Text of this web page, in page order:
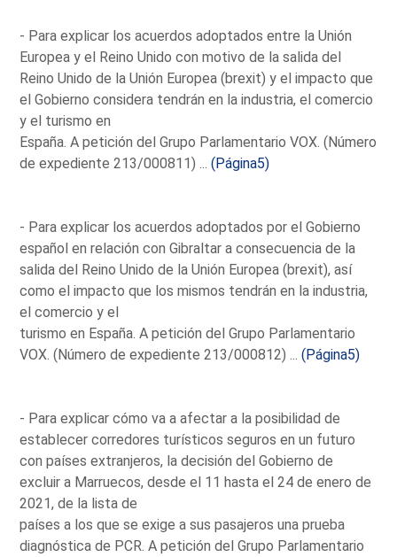
- Para explicar los acuerdos adoptados entre la Unión
Europea y el Reino Unido con motivo de la salida del
Reino Unido de la Unión Europea (brexit) y el impacto que
el Gobierno considera tendrán en la industria, el comercio
y el turismo en
España. A petición del Grupo Parlamentario VOX. (Número
de expediente 213/000811) ...(Página5)
- Para explicar los acuerdos adoptados por el Gobierno
español en relación con Gibraltar a consecuencia de la
salida del Reino Unido de la Unión Europea (brexit), así
como el impacto que los mismos tendrán en la industria,
el comercio y el
turismo en España. A petición del Grupo Parlamentario
VOX. (Número de expediente 213/000812) ...(Página5)
- Para explicar cómo va a afectar a la posibilidad de
establecer corredores turísticos seguros en un futuro
con países extranjeros, la decisión del Gobierno de
excluir a Marruecos, desde el 11 hasta el 24 de enero de
2021, de la lista de
países a los que se exige a sus pasajeros una prueba
diagnóstica de PCR. A petición del Grupo Parlamentario